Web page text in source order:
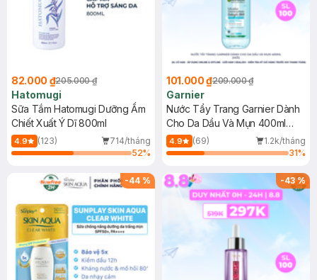
82.000 ₫205.000 ₫
Hatomugi
Sữa Tắm Hatomugi Dưỡng Ẩm
Chiết Xuất Ý Dĩ 800ml
4.9 (123)
714/tháng
52%
101.000 ₫209.000 ₫
Garnier
Nước Tẩy Trang Garnier Dành
Cho Da Dầu Và Mụn 400ml
(Mới)
4.9 (69)
1.2k/tháng
31%
-44 % -43%